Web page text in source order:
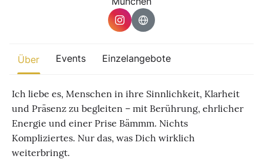
Präsenz und Wachstum aktiv entfaltet werden.
Über Events Einzelangebote
Ich liebe es, Menschen in ihre Sinnlichkeit, Klarheit
und Präsenz zu begleiten – mit Berührung, ehrlicher
Energie und einer Prise Bämmm. Nichts
Kompliziertes. Nur das, was Dich wirklich
weiterbringt.